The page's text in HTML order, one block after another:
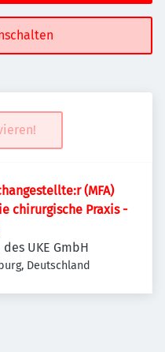
(MFA)
chirurgische Praxis -
UKE GmbH
Deutschland